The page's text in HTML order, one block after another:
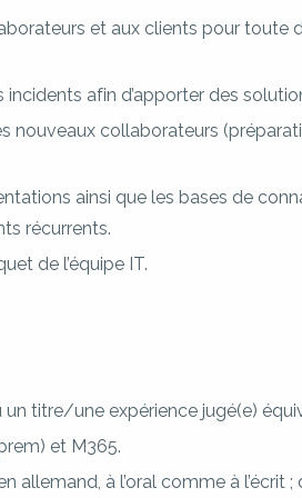
et aux clients pour toute
afin d’apporter des
nouveaux collaborateurs
ainsi que les bases de
récurrents.
de l’équipe IT.
titre/une expérience jugé(e)
et M365.
à l’oral comme à l’écrit ;